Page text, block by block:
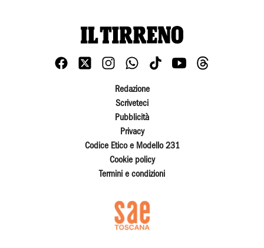
Redazione
Scriveteci
Pubblicità
Privacy
Codice Etico e Modello 231
Cookie policy
Termini e condizioni